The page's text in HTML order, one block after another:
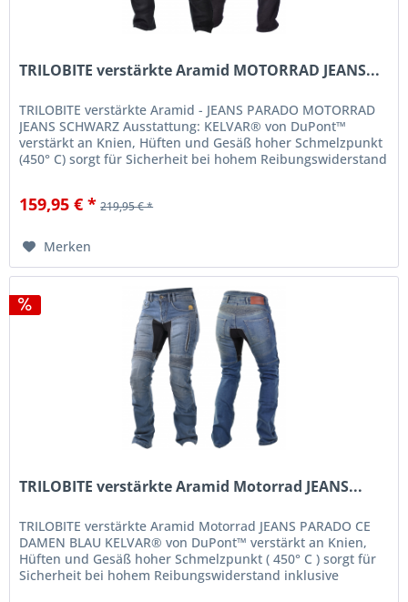
TRILOBITE verstärkte Aramid MOTORRAD JEANS...
TRILOBITE verstärkte Aramid - JEANS PARADO MOTORRAD
JEANS SCHWARZ Ausstattung: KELVAR® von DuPont™
verstärkt an Knien, Hüften und Gesäß hoher Schmelzpunkt
(450° C) sorgt für Sicherheit bei hohem Reibungswiderstand
159,95 € * 219,95 € *
Merken
TRILOBITE verstärkte Aramid Motorrad JEANS...
TRILOBITE verstärkte Aramid Motorrad JEANS PARADO CE
DAMEN BLAU KELVAR® von DuPont™ verstärkt an Knien,
Hüften und Gesäß hoher Schmelzpunkt ( 450° C ) sorgt für
Sicherheit bei hohem Reibungswiderstand inklusive